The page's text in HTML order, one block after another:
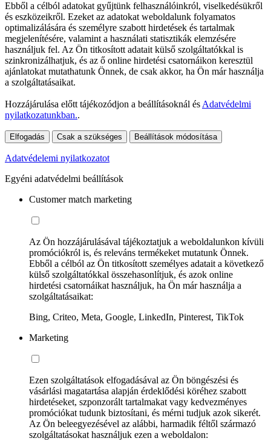
Ebből a célból adatokat gyűjtünk felhasználóinkról, viselkedésükről
és eszközeikről. Ezeket az adatokat weboldalunk folyamatos
optimalizálására és személyre szabott hirdetések és tartalmak
megjelenítésére, valamint a használati statisztikák elemzésére
használjuk fel. Az Ön titkosított adatait külső szolgáltatókkal is
szinkronizálhatjuk, és az ő online hirdetési csatornáikon keresztül
ajánlatokat mutathatunk Önnek, de csak akkor, ha Ön már használja
a szolgáltatásaikat.
Hozzájárulása előtt tájékozódjon a beállításoknál és Adatvédelmi
nyilatkozatunkban..
Elfogadás Csak a szükséges Beállítások módosítása
Adatvédelemi nyilatkozatot
Egyéni adatvédelmi beállítások
Customer match marketing
Az Ön hozzájárulásával tájékoztatjuk a weboldalunkon kívüli
promóciókról is, és releváns termékeket mutatunk Önnek.
Ebből a célból az Ön titkosított személyes adatait a következő
külső szolgáltatókkal összehasonlítjuk, és azok online
hirdetési csatornáikat használjuk, ha Ön már használja a
szolgáltatásaikat:
Bing, Criteo, Meta, Google, LinkedIn, Pinterest, TikTok
Marketing
Ezen szolgáltatások elfogadásával az Ön böngészési és
vásárlási magatartása alapján érdeklődési köréhez szabott
hirdetéseket, szponzorált tartalmakat vagy kedvezményes
promóciókat tudunk biztosítani, és mérni tudjuk azok sikerét.
Az Ön beleegyezésével az alábbi, harmadik féltől származó
szolgáltatásokat használjuk ezen a weboldalon: